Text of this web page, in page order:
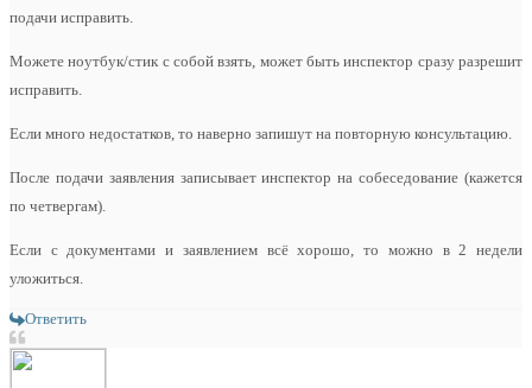
подачи исправить.
Можете ноутбук/стик с собой взять, может быть инспектор сразу разрешит
исправить.
Если много недостатков, то наверно запишут на повторную консультацию.
После подачи заявления записывает инспектор на собеседование (кажется
по четвергам).
Если с документами и заявлением всё хорошо, то можно в 2 недели
уложиться.
Ответить